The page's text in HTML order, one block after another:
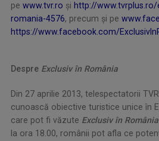
pe www.tvr.ro şi http://
romania-4576, precum şi pe
https://www.facebook.com/
Despre Exclusiv în România
Din 27 aprilie 2013, telespectatorii
cunoască obiective turistice unice în
care pot fi văzute Exclusiv în România
la ora 18.00, românii pot afla ce